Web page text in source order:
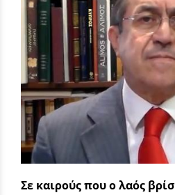
Σε καιρούς που ο λαός